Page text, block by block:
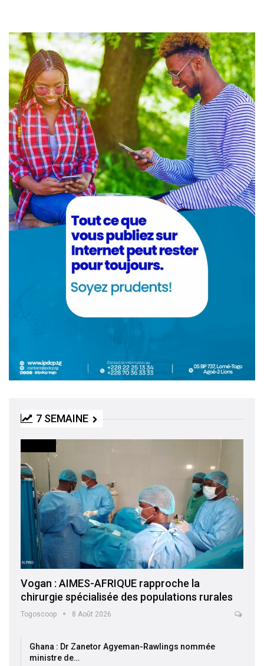
7 SEMAINE
Vogan : AIMES-AFRIQUE rapproche la
chirurgie spécialisée des populations rurales
Togoscoop 8 Août 2026
Ghana : Dr Zanetor Agyeman-Rawlings nommée
ministre de…